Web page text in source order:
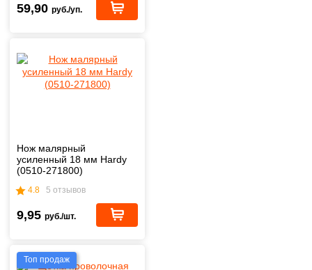
59,90 руб./уп.
Нож малярный
усиленный 18 мм Hardy
(0510-271800)
4.8 5 отзывов
9,95 руб./шт.
Топ продаж